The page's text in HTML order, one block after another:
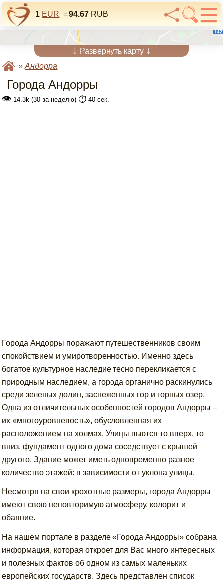
1 EUR =94.67 RUB
↓ Развернуть карту ↓
»Андорра
Города Андорры
👁 14.3k (30 за неделю) ⏱️ 40 сек.
Города Андорры поражают путешественников своим
спокойствием и умиротворенностью. Именно здесь
богатое культурное наследие тесно перекликается с
природным наследием, а города органично раскинулись
среди зеленых долин, заснеженных гор и горных озер.
Одна из отличительных особенностей городов Андорры –
их «многоуровневость», обусловленная их
расположением на холмах. Улицы вьются то вверх, то
вниз, фундамент одного дома соседствует с крышей
другого. Здание может иметь одновременно разное
количество этажей: в зависимости от уклона улицы.
Несмотря на свои крохотные размеры, города Андорры
имеют свою неповторимую атмосферу, колорит и
обаяние.
На нашем портале в разделе «Города Андорры» собрана
информация, которая откроет для Вас много интересных
и полезных фактов об одном из самых маленьких
европейских государств. Здесь представлен список